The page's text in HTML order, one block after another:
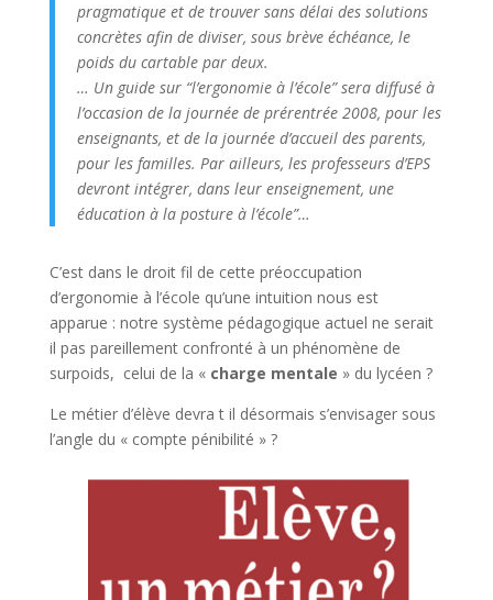
pragmatique et de trouver sans délai des solutions
concrètes afin de diviser, sous brève échéance, le
poids du cartable par deux.
… Un guide sur “l’ergonomie à l’école” sera diffusé à
l’occasion de la journée de prérentrée 2008, pour les
enseignants, et de la journée d’accueil des parents,
pour les familles. Par ailleurs, les professeurs d’EPS
devront intégrer, dans leur enseignement, une
éducation à la posture à l’école”…
C’est dans le droit fil de cette préoccupation
d’ergonomie à l’école qu’une intuition nous est
apparue : notre système pédagogique actuel ne serait
il pas pareillement confronté à un phénomène de
surpoids, celui de la « charge mentale » du lycéen ?
Le métier d’élève devra t il désormais s’envisager sous
l’angle du « compte pénibilité » ?